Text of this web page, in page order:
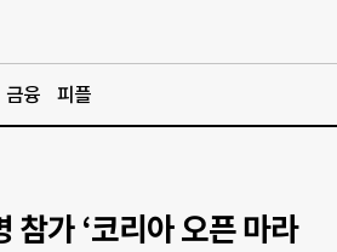
금융 피플
가 ‘코리아 오픈 마라